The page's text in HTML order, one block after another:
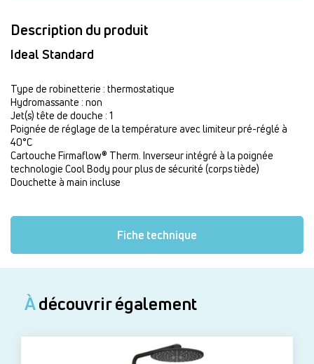
Description du produit
Ideal Standard
Type de robinetterie : thermostatique
Hydromassante : non
Jet(s) tête de douche : 1
Poignée de réglage de la température avec limiteur pré-réglé à
40°C
Cartouche Firmaflow® Therm. Inverseur intégré à la poignée
technologie Cool Body pour plus de sécurité (corps tiède)
Douchette à main incluse
Fiche technique
Àdécouvrir également